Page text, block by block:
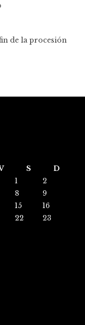
de la procesión
S
D
1
2
8
9
15
16
22
23